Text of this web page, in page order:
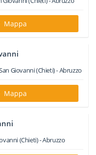
Mappa
Giovanni(Chieti) -Abruzzo
Mappa
(Chieti) -Abruzzo